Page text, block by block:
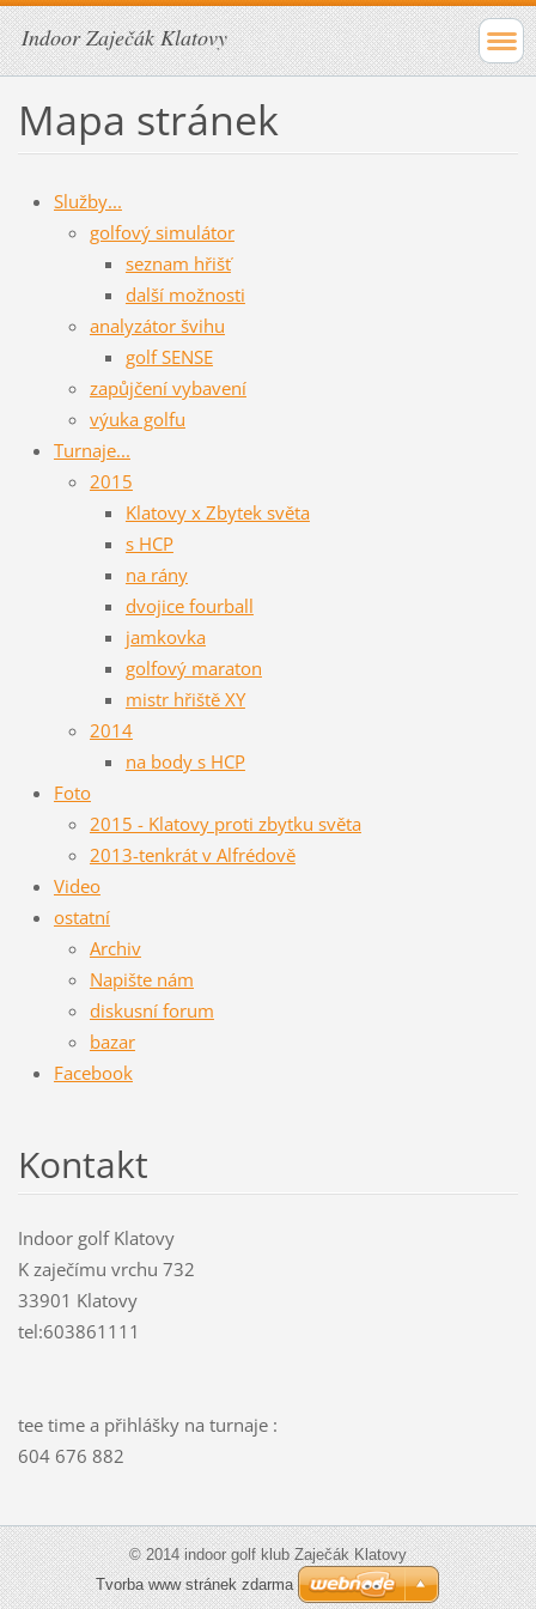
Indoor Zaječák Klatovy
Mapa stránek
Služby...
golfový simulátor
seznam hřišť
další možnosti
analyzátor švihu
golf SENSE
zapůjčení vybavení
výuka golfu
Turnaje...
2015
Klatovy x Zbytek světa
s HCP
na rány
dvojice fourball
jamkovka
golfový maraton
mistr hřiště XY
2014
na body s HCP
Foto
2015 - Klatovy proti zbytku světa
2013-tenkrát v Alfrédově
Video
ostatní
Archiv
Napište nám
diskusní forum
bazar
Facebook
Kontakt
Indoor golf Klatovy
K zaječímu vrchu 732
33901 Klatovy
tel:603861111
tee time a přihlášky na turnaje :
604 676 882
© 2014 indoor golf klub Zaječák Klatovy
Tvorba www stránek zdarma